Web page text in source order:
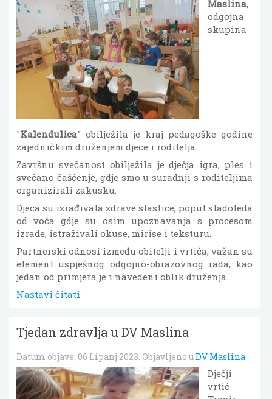
Maslina,
odgojna
skupina
"Kalendulica" obilježila je kraj pedagoške godine
zajedničkim druženjem djece i roditelja.
Završnu svečanost obilježila je dječja igra, ples i
svečano čašćenje, gdje smo u suradnji s roditeljima
organizirali zakusku.
Djeca su izrađivala zdrave slastice, poput sladoleda
od voća gdje su osim upoznavanja s procesom
izrade, istraživali okuse, mirise i teksturu.
Partnerski odnosi između obitelji i vrtića, važan su
element uspješnog odgojno-obrazovnog rada, kao
jedan od primjera je i navedeni oblik druženja.
Nastavi čitati
Tjedan zdravlja u DV Maslina
Datum objave: 06 Lipanj 2023. Objavljeno uDV Maslina
Dječji
vrtić